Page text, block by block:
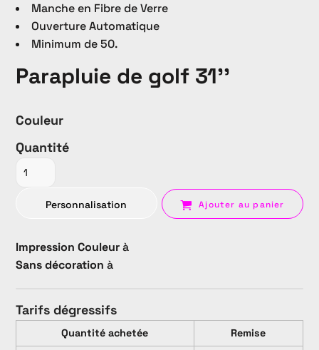
Manche en Fibre de Verre
Ouverture Automatique
Minimum de 50.
Parapluie de golf 31''
Couleur
Quantité
Personnalisation Ajouter au panier
Impression Couleurà
Sans décoration à
Tarifs dégressifs
Quantité achetée
Remise